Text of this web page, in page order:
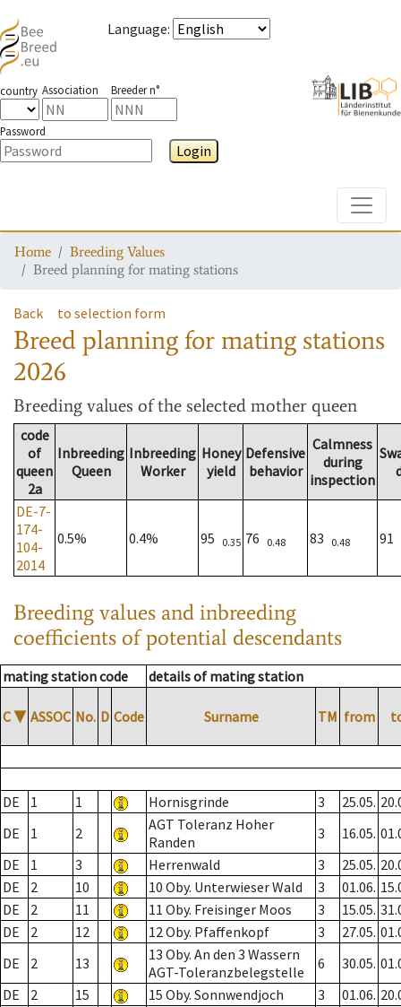
Language:
country Association Breeder n°
Password
Login
Home
Breeding Values
Breed planning for mating stations
Back to selection form
Breed planning for mating stations
2026
Breeding values of the selected mother queen
code
of
queen
2a
Inbreeding
Queen
Inbreeding
Worker
Honey
yield
Defensive
behavior
Calmness
during
inspection
DE-7-
174-
104-
2014
0.5% 0.4% 95 0.35 76 0.48 83 0.48 91
Breeding values and inbreeding
coefficients of potential descendants
mating station code details of mating station
C ▼ ASSOC No. D Code Surname TM from
DE 1 1 Hornisgrinde 3 25.05.
DE
1 2
AGT Toleranz Hoher
Randen
3 16.05.
DE
1 3 Herrenwald 3 25.05.
DE
2 10 10 Oby. Unterwieser Wald 3 01.06.
DE
2 11 11 Oby. Freisinger Moos 3 15.05.
DE
2 12 12 Oby. Pfaffenkopf 3 27.05.
DE
2 13
13 Oby. An den 3 Wassern
AGT-Toleranzbelegstelle
6 30.05.
DE
2 15 15 Oby. Sonnwendjoch 3 01.06.